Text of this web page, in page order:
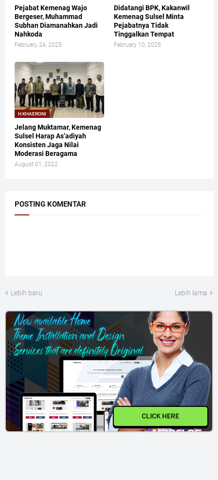
Pejabat Kemenag Wajo
Bergeser, Muhammad
Subhan Diamanahkan Jadi
Nahkoda
February 24, 2025
Didatangi BPK, Kakanwil
Kemenag Sulsel Minta
Pejabatnya Tidak
Tinggalkan Tempat
February 10, 2025
H KHAERONI
Jelang Muktamar, Kemenag
Sulsel Harap As’adiyah
Konsisten Jaga Nilai
Moderasi Beragama
August 01, 2022
POSTING KOMENTAR
Lebih baru Lebih lama
CLICK HERE